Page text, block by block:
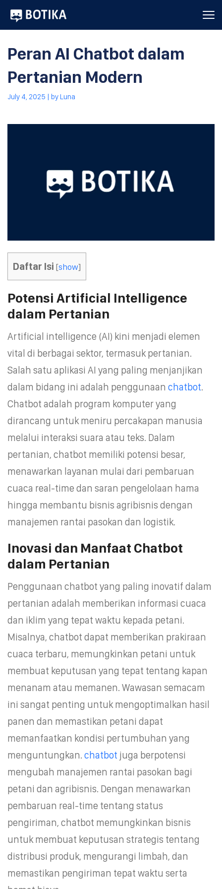
Peran AI Chatbot dalam
Pertanian Modern
July 4, 2025 | byLuna
Daftar Isi [show]
Potensi Artificial Intelligence
dalam Pertanian
Artificial intelligence (AI) kini menjadi elemen
vital di berbagai sektor, termasuk pertanian.
Salah satu aplikasi AI yang paling menjanjikan
dalam bidang ini adalah penggunaan chatbot.
Chatbot adalah program komputer yang
dirancang untuk meniru percakapan manusia
melalui interaksi suara atau teks. Dalam
pertanian, chatbot memiliki potensi besar,
menawarkan layanan mulai dari pembaruan
cuaca real-time dan saran pengelolaan hama
hingga membantu bisnis agribisnis dengan
manajemen rantai pasokan dan logistik.
Inovasi dan Manfaat Chatbot
dalam Pertanian
Penggunaan chatbot yang paling inovatif dalam
pertanian adalah memberikan informasi cuaca
dan iklim yang tepat waktu kepada petani.
Misalnya, chatbot dapat memberikan prakiraan
cuaca terbaru, memungkinkan petani untuk
membuat keputusan yang tepat tentang kapan
menanam atau memanen. Wawasan semacam
ini sangat penting untuk mengoptimalkan hasil
panen dan memastikan petani dapat
memanfaatkan kondisi pertumbuhan yang
menguntungkan. chatbot juga berpotensi
mengubah manajemen rantai pasokan bagi
petani dan agribisnis. Dengan menawarkan
pembaruan real-time tentang status
pengiriman, chatbot memungkinkan bisnis
untuk membuat keputusan strategis tentang
distribusi produk, mengurangi limbah, dan
memastikan pengiriman tepat waktu serta